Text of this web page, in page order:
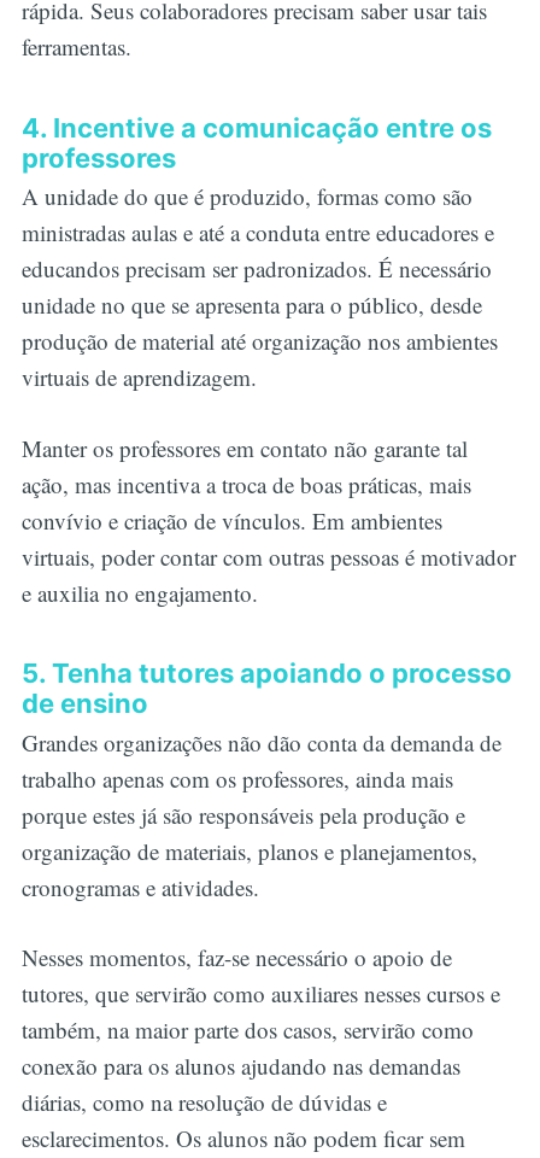
rápida. Seus colaboradores precisam saber usar tais
ferramentas.
4. Incentive a comunicação entre os
professores
A unidade do que é produzido, formas como são
ministradas aulas e até a conduta entre educadores e
educandos precisam ser padronizados. É necessário
unidade no que se apresenta para o público, desde
produção de material até organização nos ambientes
virtuais de aprendizagem.
Manter os professores em contato não garante tal
ação, mas incentiva a troca de boas práticas, mais
convívio e criação de vínculos. Em ambientes
virtuais, poder contar com outras pessoas é motivador
e auxilia no engajamento.
5. Tenha tutores apoiando o processo
de ensino
Grandes organizações não dão conta da demanda de
trabalho apenas com os professores, ainda mais
porque estes já são responsáveis pela produção e
organização de materiais, planos e planejamentos,
cronogramas e atividades.
Nesses momentos, faz-se necessário o apoio de
tutores, que servirão como auxiliares nesses cursos e
também, na maior parte dos casos, servirão como
conexão para os alunos ajudando nas demandas
diárias, como na resolução de dúvidas e
esclarecimentos. Os alunos não podem ficar sem